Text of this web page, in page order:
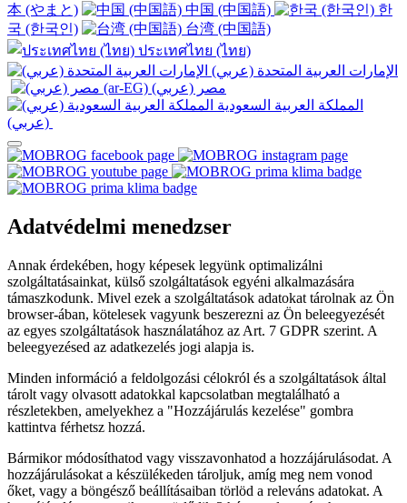
本 (やまと)
中国 (中国語)
한
국 (한국인)
台湾 (中国語)
ประเทศไทย (ไทย)
Adatvédelmi menedzser
Annak érdekében, hogy képesek legyünk optimalizálni
szolgáltatásainkat, külső szolgáltatások egyéni alkalmazására
támaszkodunk. Mivel ezek a szolgáltatások adatokat tárolnak az Ön
browser-ában, kötelesek vagyunk beszerezni az Ön beleegyezését
az egyes szolgáltatások használatához az Art. 7 GDPR szerint. A
beleegyezésed az adatkezelés jogi alapja is.
Minden információ a feldolgozási célokról és a szolgáltatások által
tárolt vagy olvasott adatokkal kapcsolatban megtalálható a
részletekben, amelyekhez a "Hozzájárulás kezelése" gombra
kattintva férhetsz hozzá.
Bármikor módosíthatod vagy visszavonhatod a hozzájárulásodat. A
hozzájárulásokat a készülékeden tároljuk, amíg meg nem vonod
őket, vagy a böngésző beállításaiban törlöd a releváns adatokat. A